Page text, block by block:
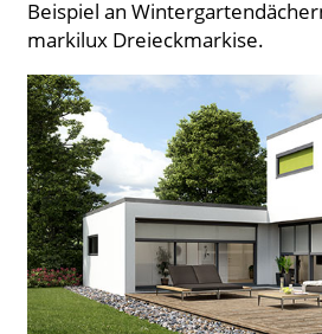
Beispiel an
markilux Dreieckmarkise.